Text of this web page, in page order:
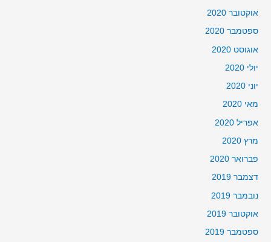
אוקטובר 2020
ספטמבר 2020
אוגוסט 2020
יולי 2020
יוני 2020
מאי 2020
אפריל 2020
מרץ 2020
פברואר 2020
דצמבר 2019
נובמבר 2019
אוקטובר 2019
ספטמבר 2019